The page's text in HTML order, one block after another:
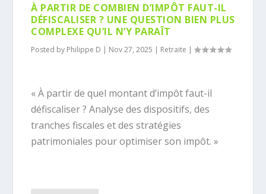
À PARTIR DE COMBIEN D’IMPÔT FAUT-IL
DÉFISCALISER ? UNE QUESTION BIEN PLUS
COMPLEXE QU’IL N’Y PARAÎT
Posted by Philippe D | Nov 27, 2025 | Retraite |
« À partir de quel montant d’impôt faut-il
défiscaliser ? Analyse des dispositifs, des
tranches fiscales et des stratégies
patrimoniales pour optimiser son impôt. »